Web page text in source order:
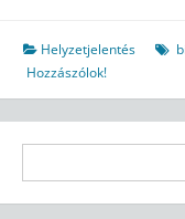
Helyzetjelentés
Hozzászólok!